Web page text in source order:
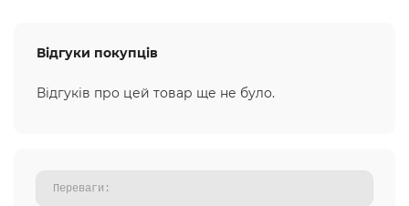
Відгуки покупців
Відгуків про цей товар ще не було.